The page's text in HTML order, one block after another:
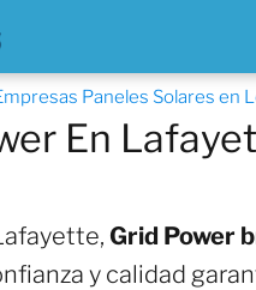
Paneles Solares en
En
Grid Power
y calidad